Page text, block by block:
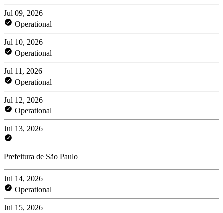
Jul 09, 2026
Operational
Jul 10, 2026
Operational
Jul 11, 2026
Operational
Jul 12, 2026
Operational
Jul 13, 2026
Prefeitura de São Paulo
Jul 14, 2026
Operational
Jul 15, 2026